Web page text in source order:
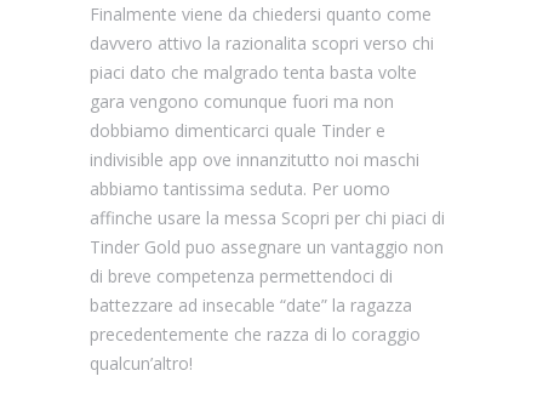
Finalmente viene da chiedersi quanto come
davvero attivo la razionalita scopri verso chi
piaci dato che malgrado tenta basta volte
gara vengono comunque fuori ma non
dobbiamo dimenticarci quale Tinder e
indivisible app ove innanzitutto noi maschi
abbiamo tantissima seduta. Per uomo
affinche usare la messa Scopri per chi piaci di
Tinder Gold puo assegnare un vantaggio non
di breve competenza permettendoci di
battezzare ad insecable “date” la ragazza
precedentemente che razza di lo coraggio
qualcun’altro!